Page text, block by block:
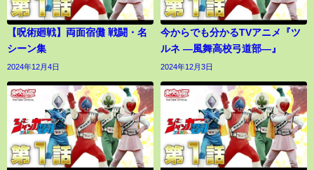
【呪術廻戦】両面宿儺 戦闘・名
シーン集
2024年12月4日
今からでも分かるTVアニメ『ツ
ルネ ―風舞高校弓道部―』
2024年12月3日